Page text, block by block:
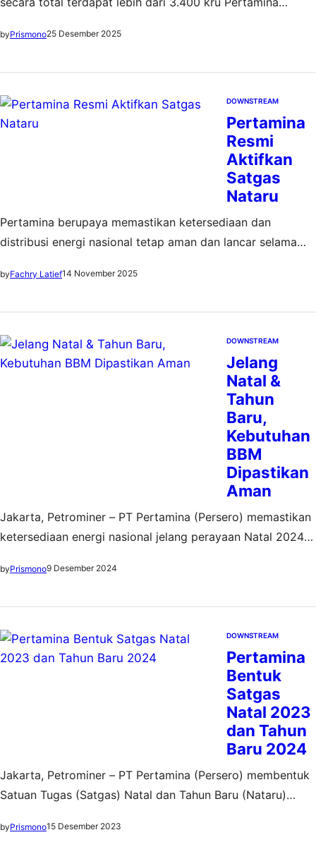
byPrismono25 Desember 2025
DOWNSTREAM
Pertamina
Resmi
Aktifkan
Satgas
Nataru
Pertamina berupaya memastikan ketersediaan dan
distribusi energi nasional tetap aman dan lancar selama
byFachry Latief14 November 2025
DOWNSTREAM
Jelang
Natal &
Tahun
Baru,
Kebutuhan
BBM
Dipastikan
Aman
Jakarta, Petrominer – PT Pertamina (Persero) memastikan
ketersediaan energi nasional jelang perayaan Natal 2024
Usaha Milik Negara (BUMN) ini telah membentuk Satuan
Direktur Utama Pertamina, Simon Aloysius Mantiri,
mengatakan seluruh Pertamina…
byPrismono9 Desember 2024
DOWNSTREAM
Pertamina
Bentuk
Satgas
Natal 2023
dan Tahun
Baru 2024
Jakarta, Petrominer – PT Pertamina (Persero) membentuk
Satuan Tugas (Satgas) Natal dan Tahun Baru (Nataru)
masyarakat di seluruh Indonesia selama periode libur Natal
byPrismono15 Desember 2023